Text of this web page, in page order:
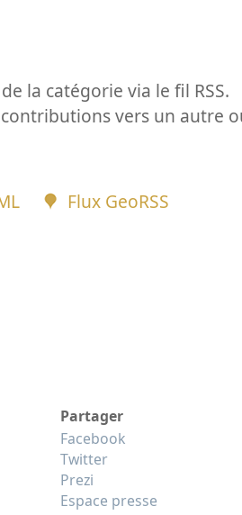
la catégorie via le fil RSS.
vers un autre
Flux GeoRSS
Partager
Facebook
Twitter
Prezi
Espace presse